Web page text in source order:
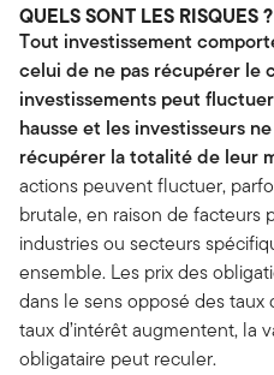
QUELS SONT LES RISQUES ?
Tout investissement
celui de ne pas récupérer le
investissements peut
hausse et les investisseurs
récupérer la totalité de leur
actions peuvent fluctuer,
brutale, en raison de facteurs
industries ou secteurs
ensemble. Les prix des
dans le sens opposé des taux
taux d’intérêt augmentent, la
obligataire peut reculer.